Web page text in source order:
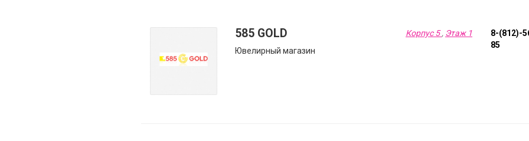
585 GOLD
Ювелирный магазин
Корпус 5, Этаж 1
8-(812)-
85